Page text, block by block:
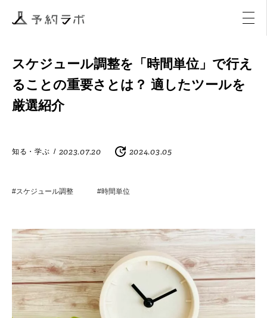
アクティビティ
スケジュール調整を「時間単位」で行え
ることの重要さとは？ 適したツールを
厳選紹介
知る・学ぶ / 2023.07.20 2024.03.05
#スケジュール調整 #時間単位